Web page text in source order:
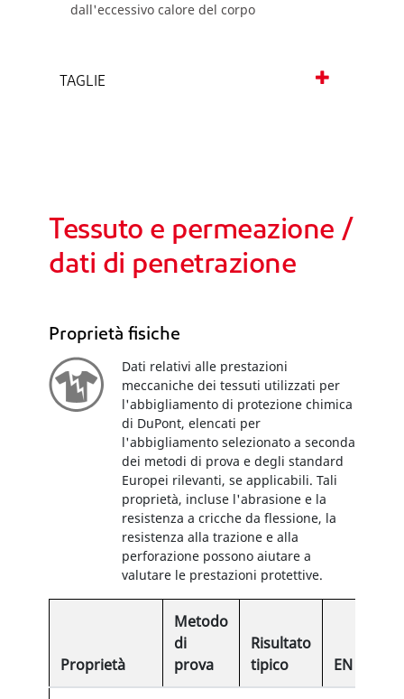
dall'eccessivo calore del corpo
TAGLIE
Tessuto e permeazione /
dati di penetrazione
Proprietà fisiche
Dati relativi alle prestazioni
meccaniche dei tessuti utilizzati per
l'abbigliamento di protezione chimica
di DuPont, elencati per
l'abbigliamento selezionato a seconda
dei metodi di prova e degli standard
Europei rilevanti, se applicabili. Tali
proprietà, incluse l'abrasione e la
resistenza a cricche da flessione, la
resistenza alla trazione e alla
perforazione possono aiutare a
valutare le prestazioni protettive.
Proprietà
Metodo
di
prova
Risultato
tipico
EN